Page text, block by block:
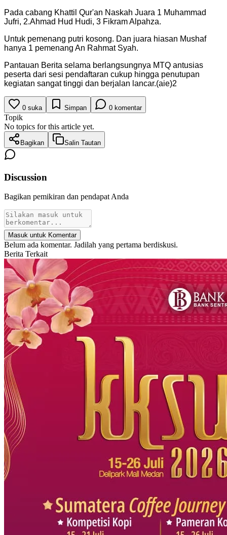
Pada cabang Khattil Qur'an Naskah Juara 1 Muhammad
Jufri, 2.Ahmad Hud Hudi, 3 Fikram Alpahza.
Untuk pemenang putri kosong. Dan juara hiasan Mushaf
hanya 1 pemenang An Rahmat Syah.
Pantauan Berita selama berlangsungnya MTQ antusias
peserta dari sesi pendaftaran cukup hingga penutupan
kegiatan sangat tinggi dan berjalan lancar.(aie)2
0 suka Simpan 0 komentar
Topik
No topics for this article yet.
Bagikan Salin Tautan
Discussion
Bagikan pemikiran dan pendapat Anda
Masuk untuk Komentar
Belum ada komentar. Jadilah yang pertama berdiskusi.
Berita Terkait